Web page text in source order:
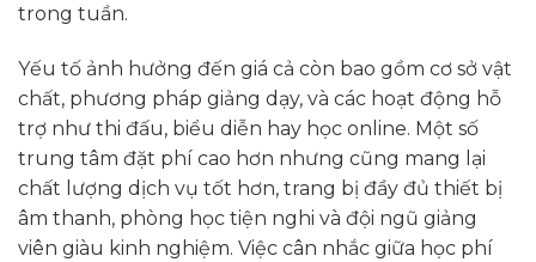
trong tuần.
Yếu tố ảnh hưởng đến giá cả còn bao gồm cơ sở vật
chất, phương pháp giảng dạy, và các hoạt động hỗ
trợ như thi đấu, biểu diễn hay học online. Một số
trung tâm đặt phí cao hơn nhưng cũng mang lại
chất lượng dịch vụ tốt hơn, trang bị đầy đủ thiết bị
âm thanh, phòng học tiện nghi và đội ngũ giảng
viên giàu kinh nghiệm. Việc cân nhắc giữa học phí